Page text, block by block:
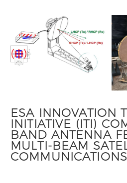
ESA INNOVATION
INITIATIVE (ITI)​
BAND ANTENNA
MULTI‐BEAM
COMMUNICATIONS